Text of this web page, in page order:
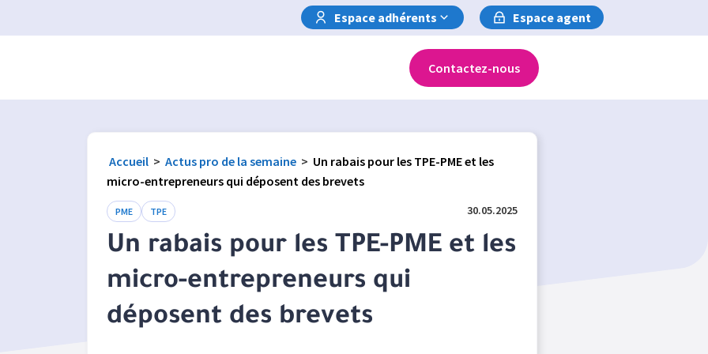
Espace adhérents
Espace agent
Contactez-nous
Accueil > Actus pro de la semaine > Un rabais pour les TPE-PME et les
micro-entrepreneurs qui déposent des brevets
PME TPE 30.05.2025
Un rabais pour les TPE-PME et les
micro-entrepreneurs qui
déposent des brevets